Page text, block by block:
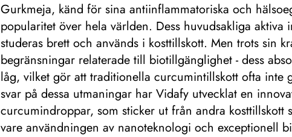
Gurkmeja, känd för sina antiinflammatoriska och
popularitet över hela världen. Dess huvudsakliga aktiva
studeras brett och används i kosttillskott. Men trots sin
begränsningar relaterade till biotillgänglighet - dess
låg, vilket gör att traditionella curcumintillskott ofta inte
svar på dessa utmaningar har Vidafy utvecklat en
curcumindroppar, som sticker ut från andra kosttillskott
vare användningen av nanoteknologi och exceptionell